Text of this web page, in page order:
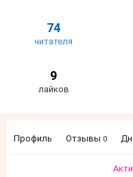
74
читателя
9
лайков
Профиль Отзывы 0